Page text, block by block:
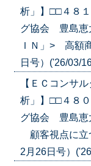
析」】□□４８
グ協会 豊島恵
ＩＮ」> 高額
日号）('26/03/
【ＥＣコンサ
析」】□□４８
グ協会 豊島恵
顧客視点に立
2月26日号）